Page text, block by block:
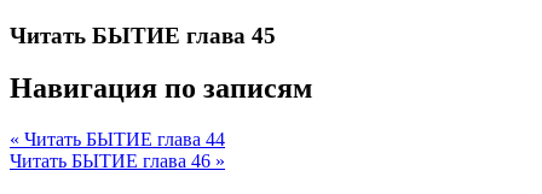
Читать БЫТИЕ глава 45
Навигация по записям
« Читать БЫТИЕ глава 44
Читать БЫТИЕ глава 46 »